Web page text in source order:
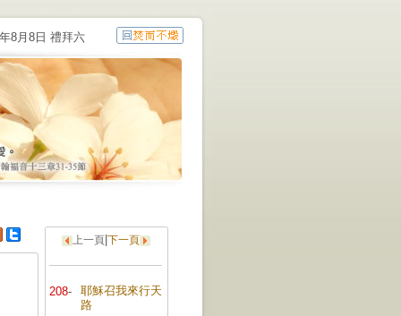
8月8日 禮拜六
上一頁| 下一頁
208-
耶穌召我來行天
路